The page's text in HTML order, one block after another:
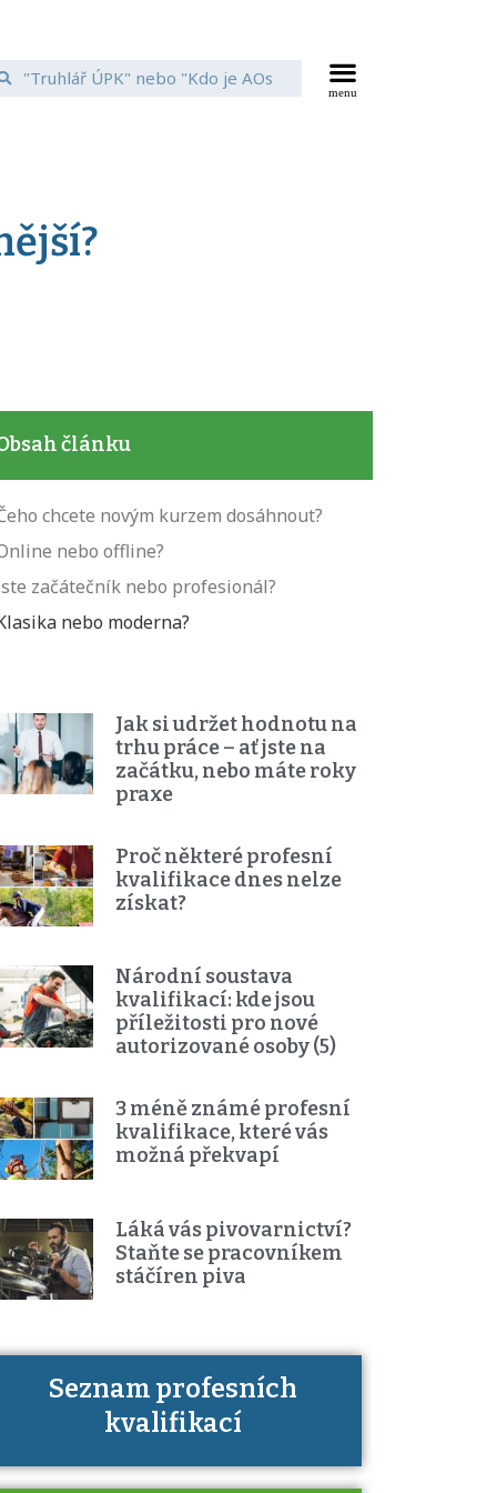
článku
chcete novým kurzem dosáhnout?
nebo offline?
začátečník nebo profesionál?
nebo moderna?
Jak si udržet hodnotu na
trhu práce – ať jste na
začátku, nebo máte roky
praxe
Proč některé profesní
kvalifikace dnes nelze
získat?
Národní soustava
kvalifikací: kde jsou
příležitosti pro nové
autorizované osoby (5)
3 méně známé profesní
kvalifikace, které vás
možná překvapí
Láká vás pivovarnictví?
Staňte se pracovníkem
stáčíren piva
Seznam profesních
kvalifikací
Víte, jaké dovednosti musíte pro
danou kvalifikaci prokázat?